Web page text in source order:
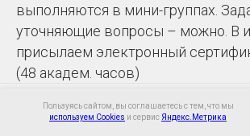
Очно Онлайн О нас
выполняются в мини-группах.
уточняющие вопросы – можно. В
присылаем электронный
(48 академ. часов)
Пользуясь сайтом, вы соглашаетесь с тем, что мы
используем Cookies и сервис Яндекс.Метрика